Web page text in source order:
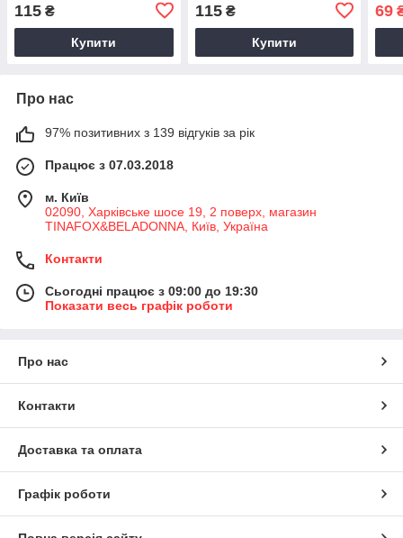
115 ₴
Купити
115₴
Купити
69
Про нас
97% позитивних з 139 відгуків за рік
Працює з 07.03.2018
м. Київ
02090, Харківське шосе 19, 2 поверх, магазин
TINAFOX&BELADONNA, Київ, Україна
Контакти
Сьогодні працює з 09:00 до 19:30
Показати весь графік роботи
Про нас
Контакти
Доставка та оплата
Графік роботи